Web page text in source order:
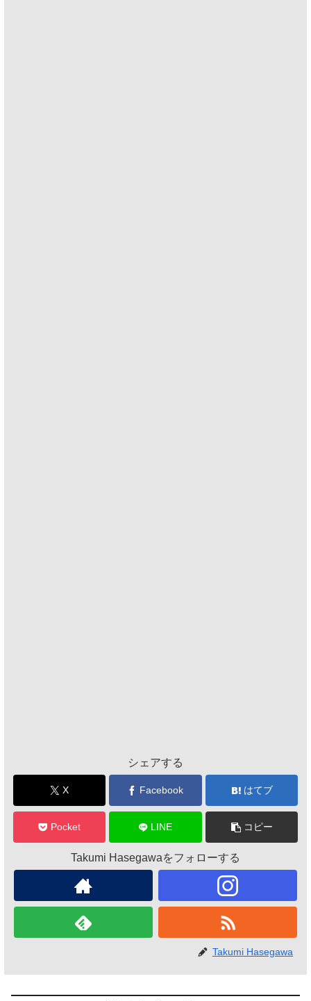
シェアする
X Facebook はてブ
Pocket LINE コピー
Takumi Hasegawaをフォローする
Takumi Hasegawa